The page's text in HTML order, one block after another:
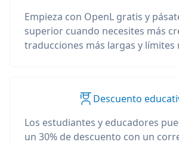
Empieza con OpenL gratis y
superior cuando necesites más
traducciones más largas y límites
Descuento
Los estudiantes y educadores
un 30% de descuento con un